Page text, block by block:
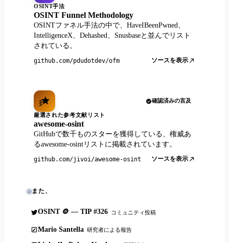
OSINT手法
OSINT Funnel Methodology
OSINTファネル手法の中で、HaveIBeenPwned、
IntelligenceX、Dehashed、Snusbaseと並んでリスト
されている。
github.com/pdudotdev/ofm ソースを表示
確認済みの言及
厳選された参考文献リスト
awesome-osint
GitHubで数千ものスターを獲得している、権威あ
るawesome-osintリストに掲載されています。
github.com/jivoi/awesome-osint ソースを表示
また、
OSINT 🪙 — TIP #326 コミュニティ投稿
Mario Santella 研究者による報告